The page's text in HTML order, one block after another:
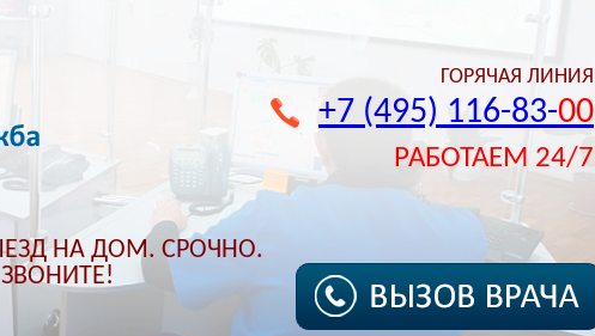
ГОРЯЧАЯ ЛИНИЯ
+7 (495) 116-83-00
РАБОТАЕМ 24/7
НА ДОМ. СРОЧНО.